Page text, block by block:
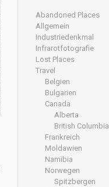
Abandoned Places
Allgemein
Industriedenkmal
Infrarotfotografie
Lost Places
Travel
Belgien
Bulgarien
Canada
Alberta
British Columbia
Frankreich
Moldawien
Namibia
Norwegen
Spitzbergen